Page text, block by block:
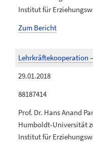
Institut für
Zum Bericht
Lehrkräftekooperation
29.01.2018
88187414
Prof. Dr. Hans Anand
Humboldt-Universität
Institut für